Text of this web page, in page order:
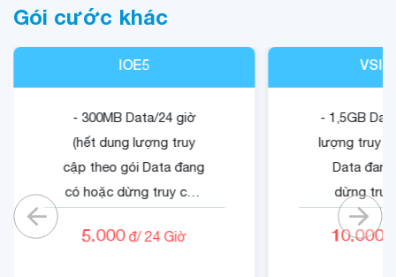
Gói cước khác
IOE5
- 300MB Data/24 giờ
(hết dung lượng truy
cập theo gói Data đang
có hoặc dừng truy cập
- Cộng 500 RUBY.
5.000đ/ 24 Giờ
- 1,5GB
lượng truy
Data
dừng truy
không
- Quyền lợi
10.000